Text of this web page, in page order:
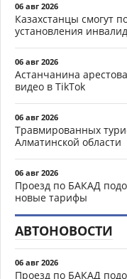
06 авг 2026
Казахстанцы смогут
установления
06 авг 2026
Астанчанина
видео в TikTok
06 авг 2026
Травмированных
Алматинской области
06 авг 2026
Проезд по БАКАД
новые тарифы
АВТОНОВОСТИ
06 авг 2026
Проезд по БАКАД